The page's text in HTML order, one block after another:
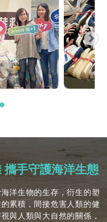
手守護海洋生態
洋生物的生存，衍生的塑
累積，間接危害人類的健
與人類與大自然的關係，